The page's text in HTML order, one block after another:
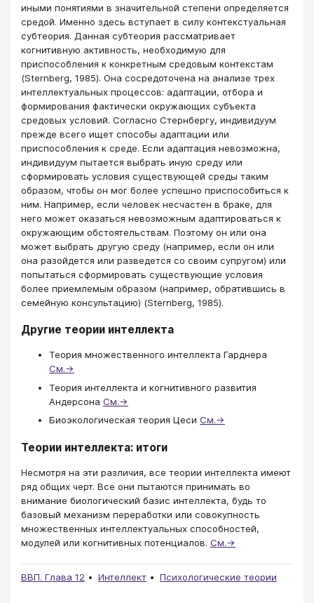
иными понятиями в значительной степени определяется
средой. Именно здесь вступает в силу контекстуальная
субтеория. Данная субтеория рассматривает
когнитивную активность, необходимую для
приспособления к конкретным средовым контекстам
(Sternberg, 1985). Она сосредоточена на анализе трех
интеллектуальных процессов: адаптации, отбора и
формирования фактически окружающих субъекта
средовых условий. Согласно Стернбергу, индивидуум
прежде всего ищет способы адаптации или
приспособления к среде. Если адаптация невозможна,
индивидуум пытается выбрать иную среду или
сформировать условия существующей среды таким
образом, чтобы он мог более успешно приспособиться к
ним. Например, если человек несчастен в браке, для
него может оказаться невозможным адаптироваться к
окружающим обстоятельствам. Поэтому он или она
может выбрать другую среду (например, если он или
она разойдется или разведется со своим супругом) или
попытаться сформировать существующие условия
более приемлемым образом (например, обратившись в
семейную консультацию) (Sternberg, 1985).
Другие теории интеллекта
Теория множественно​го интеллекта Гарднера​​
См.→
Теория интеллекта и когнитивного развития
Андерсона См.→
Биоэкологическая теория Цеси См.→
Теории интеллекта: итоги
Несмотря на эти различия, все теории интеллекта имеют
ряд общих черт. Все они пытаются принимать во
внимание биологический базис интеллекта, будь то
базовый механизм переработки или совокупность
множественных интеллектуальных способностей,
модулей или когнитивных потенциалов. См.→
ВВП. Глава 12 Интеллект Психологические теории